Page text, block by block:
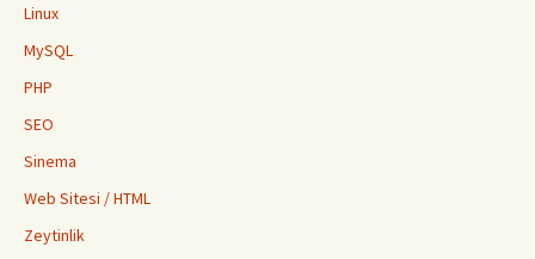
Linux
MySQL
PHP
SEO
Sinema
Web Sitesi / HTML
Zeytinlik